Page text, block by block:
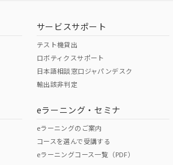
O
サービスサポート
テスト機貸出
ロボティクスサポート
日本語相談窓口ジャパンデスク
輸出該非判定
eラーニング・セミナ
eラーニングのご案内
コースを選んで受講する
eラーニングコース一覧（PDF）